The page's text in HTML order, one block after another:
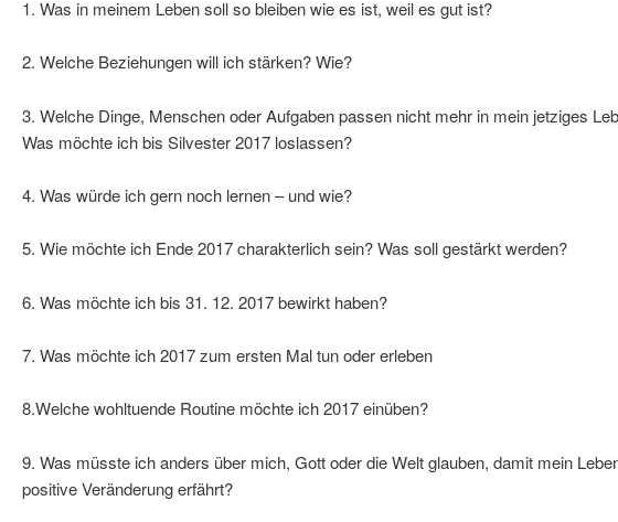
1. Was in meinem Leben soll so bleiben wie es ist, weil es gut ist?
2. Welche Beziehungen will ich stärken? Wie?
3. Welche Dinge, Menschen oder Aufgaben passen nicht mehr in mein jetziges
Was möchte ich bis Silvester 2017 loslassen?
4. Was würde ich gern noch lernen – und wie?
5. Wie möchte ich Ende 2017 charakterlich sein? Was soll gestärkt werden?
6. Was möchte ich bis 31. 12. 2017 bewirkt haben?
7. Was möchte ich 2017 zum ersten Mal tun oder erleben
8.Welche wohltuende Routine möchte ich 2017 einüben?
9. Was müsste ich anders über mich, Gott oder die Welt glauben, damit mein
positive Veränderung erfährt?